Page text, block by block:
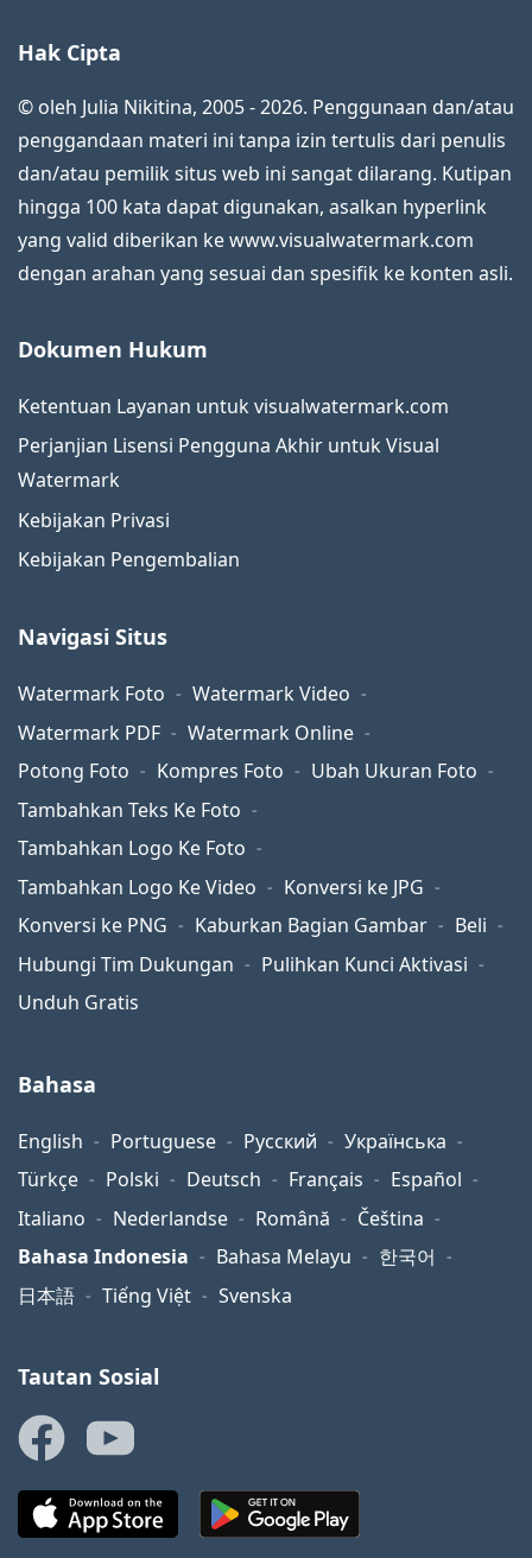
Hak Cipta
© oleh Julia Nikitina, 2005 - 2026. Penggunaan dan/atau
penggandaan materi ini tanpa izin tertulis dari penulis
dan/atau pemilik situs web ini sangat dilarang. Kutipan
hingga 100 kata dapat digunakan, asalkan hyperlink
yang valid diberikan ke www.visualwatermark.com
dengan arahan yang sesuai dan spesifik ke konten asli.
Dokumen Hukum
Ketentuan Layanan untuk visualwatermark.com
Perjanjian Lisensi Pengguna Akhir untuk Visual
Watermark
Kebijakan Privasi
Kebijakan Pengembalian
Navigasi Situs
Watermark Foto
Watermark Video
Watermark PDF
Watermark Online
Potong Foto
Kompres Foto
Ubah Ukuran Foto
Tambahkan Teks Ke Foto
Tambahkan Logo Ke Foto
Tambahkan Logo Ke Video
Konversi ke JPG
Konversi ke PNG
Kaburkan Bagian Gambar
Beli
Hubungi Tim Dukungan
Pulihkan Kunci Aktivasi
Unduh Gratis
Bahasa
English Portuguese Русский
Українська
Türkçe
Polski Deutsch Français
Español
Italiano
Nederlandse Română
Čeština
Bahasa Indonesia
Bahasa Melayu
한국어
日本語
Tiếng Việt Svenska
Tautan Sosial